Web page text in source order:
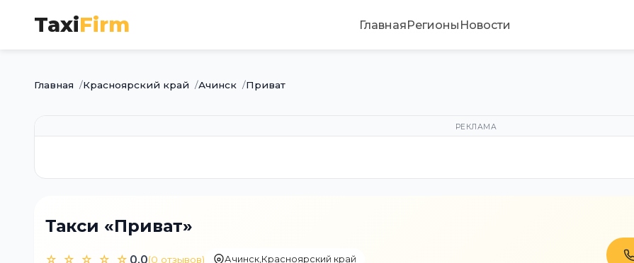
TaxiFirm ГлавнаяРегионы Новости
Главная Красноярский край Ачинск Приват
РЕКЛАМА
Такси «Приват»
☆ ☆ ☆ ☆ ☆ 0.0(0 отзывов) Ачинск,Красноярский край